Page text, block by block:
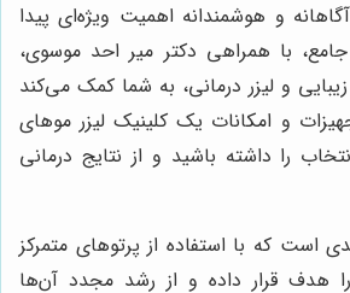
و هوشمندانه اهمیت ویژه‌ای پیدا
با همراهی دکتر میر احد موسوی،
و لیزر درمانی، به شما کمک می‌کند
و امکانات یک کلینیک لیزر موهای
را داشته باشید و از نتایج درمانی
است که با استفاده از پرتوهای متمرکز
را هدف قرار داده و از رشد مجدد آن‌ها